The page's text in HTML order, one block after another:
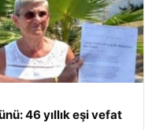
46 yıllık eşi vefat